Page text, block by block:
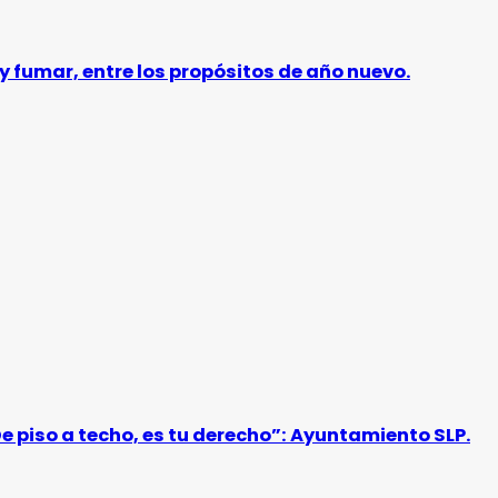
entre los propósitos de año nuevo.
piso a techo, es tu derecho”: Ayuntamiento SLP.